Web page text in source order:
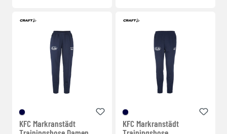
KFC Markranstädt
KFC Markranstädt